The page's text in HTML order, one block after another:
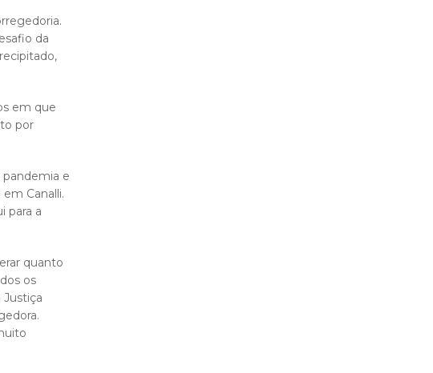
da
em que
por
pandemia e
Canalli.
para a
quanto
os